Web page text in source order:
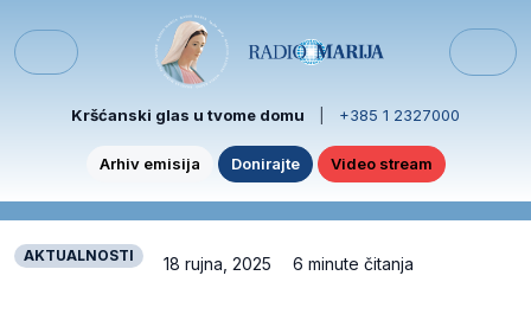
Menu
Kršćanski glas u tvome domu +385 1 2327000
Arhiv emisija Donirajte Video stream
AKTUALNOSTI 18 rujna, 2025 6 minute čitanja